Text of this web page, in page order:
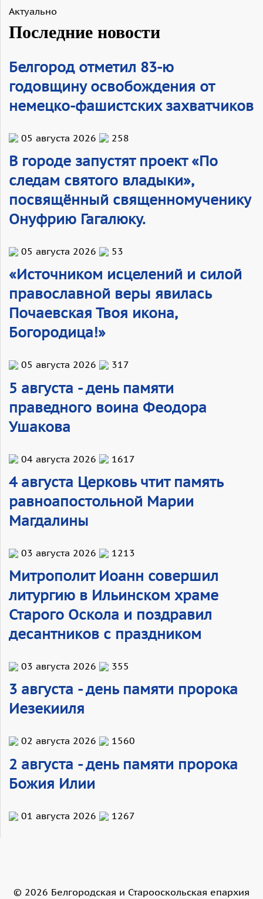
Актуально
Последние новости
Белгород отметил 83-ю
годовщину освобождения от
немецко-фашистских захватчиков
05 августа 2026 258
В городе запустят проект «По
следам святого владыки»,
посвящённый священномученику
Онуфрию Гагалюку.
05 августа 2026 53
«Источником исцелений и силой
православной веры явилась
Почаевская Твоя икона,
Богородица!»
05 августа 2026 317
5 августа - день памяти
праведного воина Феодора
Ушакова
04 августа 2026 1617
4 августа Церковь чтит память
равноапостольной Марии
Магдалины
03 августа 2026 1213
Митрополит Иоанн совершил
литургию в Ильинском храме
Старого Оскола и поздравил
десантников с праздником
03 августа 2026 355
3 августа - день памяти пророка
Иезекииля
02 августа 2026 1560
2 августа - день памяти пророка
Божия Илии
01 августа 2026 1267
© 2026 Белгородская и Старооскольская епархия